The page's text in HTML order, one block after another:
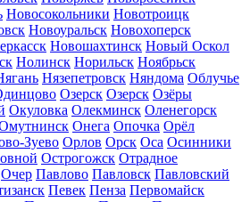
Новосокольники Новотроицк
Новоуральск Новохоперск
Новошахтинск Новый Оскол
Нолинск Норильск Ноябрьск
Нязепетровск Няндома Облучье
Озерск Озерск Озёры
Окуловка Олекминск Оленегорск
Онега Опочка Орёл
Зуево Орлов Орск Оса Осинники
Острогожск Отрадное
Очер Павлово Павловск Павловский
Певек Пенза Первомайск